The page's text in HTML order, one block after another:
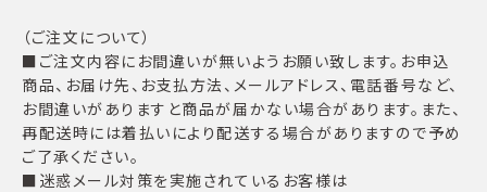
（ご注文について）
■ご注文内容にお間違いが無いようお願い致します。お申込
商品、お届け先、お支払方法、メールアドレス、電話番号など、
お間違いがありますと商品が届かない場合があります。また、
再配送時には着払いにより配送する場合がありますので予め
ご了承ください。
■迷惑メール対策を実施されているお客様は